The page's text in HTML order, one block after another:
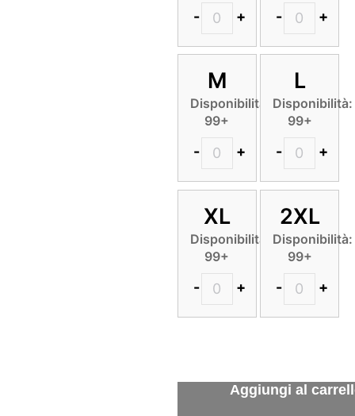
- + - +
M
Disponibilità:
99+
- +
L
Disponibilità:
99+
- +
XL
Disponibilità:
99+
- +
2XL
Disponibilità:
99+
- +